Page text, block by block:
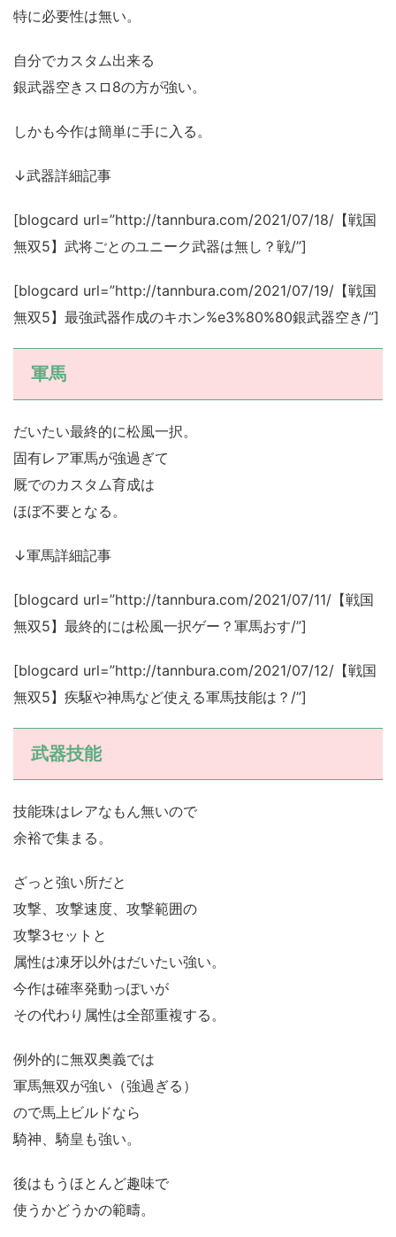
特に必要性は無い。
自分でカスタム出来る
銀武器空きスロ8の方が強い。
しかも今作は簡単に手に入る。
↓武器詳細記事
[blogcard url=”http://tannbura.com/2021/07/18/【戦国
無双5】武将ごとのユニーク武器は無し？戦/”]
[blogcard url=”http://tannbura.com/2021/07/19/【戦国
無双5】最強武器作成のキホン%e3%80%80銀武器空き/”]
軍馬
だいたい最終的に松風一択。
固有レア軍馬が強過ぎて
厩でのカスタム育成は
ほぼ不要となる。
↓軍馬詳細記事
[blogcard url=”http://tannbura.com/2021/07/11/【戦国
無双5】最終的には松風一択ゲー？軍馬おす/”]
[blogcard url=”http://tannbura.com/2021/07/12/【戦国
無双5】疾駆や神馬など使える軍馬技能は？/”]
武器技能
技能珠はレアなもん無いので
余裕で集まる。
ざっと強い所だと
攻撃、攻撃速度、攻撃範囲の
攻撃3セットと
属性は凍牙以外はだいたい強い。
今作は確率発動っぽいが
その代わり属性は全部重複する。
例外的に無双奥義では
軍馬無双が強い（強過ぎる）
ので馬上ビルドなら
騎神、騎皇も強い。
後はもうほとんど趣味で
使うかどうかの範疇。